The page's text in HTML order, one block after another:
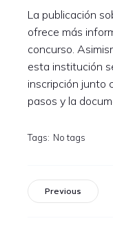
La publicación
ofrece más
concurso.
esta institución
inscripción junto
pasos y la
Tags: No tags
Previous